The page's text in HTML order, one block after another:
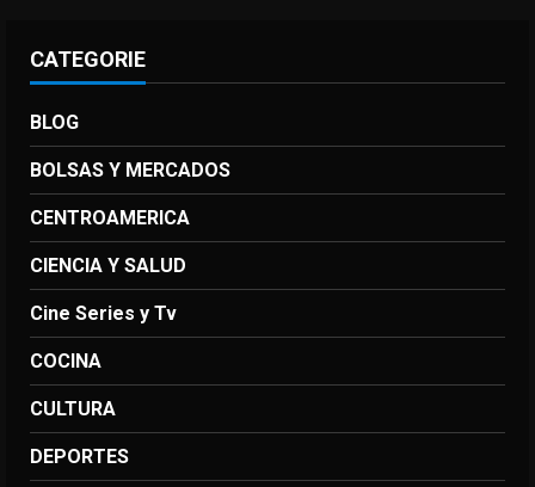
CATEGORIE
BLOG
BOLSAS Y MERCADOS
CENTROAMERICA
CIENCIA Y SALUD
Cine Series y Tv
COCINA
CULTURA
DEPORTES